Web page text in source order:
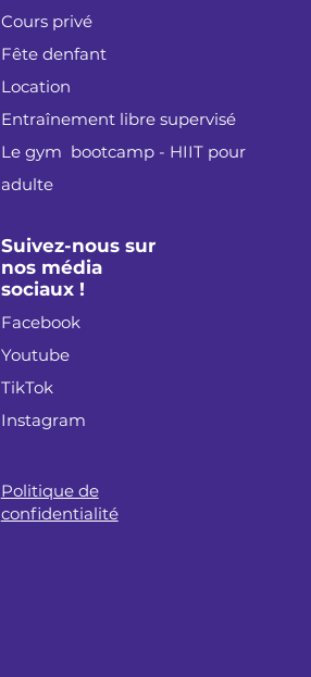
Cours privé
Fête denfant
Location
Entraînement libre supervisé
Le gym bootcamp - HIIT pour
adulte
Suivez-nous sur
nos média
sociaux !
Facebook
Youtube
TikTok
Instagram
Politique de
confidentialité